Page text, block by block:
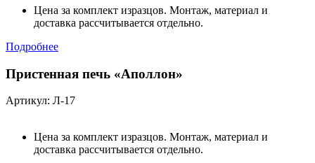
Цена за комплект изразцов. Монтаж, материал и
доставка рассчитывается отдельно.
Подробнее
Пристенная печь «Аполлон»
Артикул: Л-17
Цена за комплект изразцов. Монтаж, материал и
доставка рассчитывается отдельно.